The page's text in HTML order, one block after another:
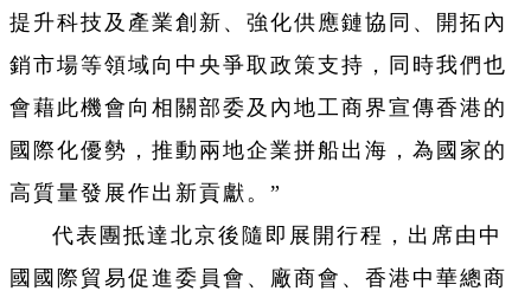
提升科技及產業創新、強化供應鏈協同、開拓內
銷市場等領域向中央爭取政策支持，同時我們也
會藉此機會向相關部委及內地工商界宣傳香港的
國際化優勢，推動兩地企業拼船出海，為國家的
高質量發展作出新貢獻。”
代表團抵達北京後隨即展開行程，出席由中
國國際貿易促進委員會、廠商會、香港中華總商